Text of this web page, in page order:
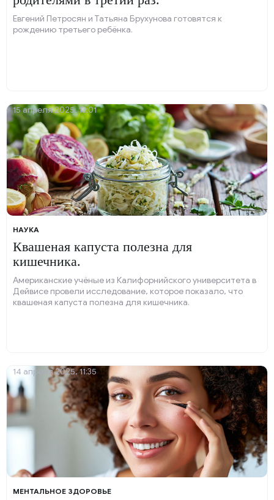
Евгений Петросян и Татьяна Брухунова готовятся к
рождению третьего ребёнка.
НАУКА
Квашеная капуста полезна для
кишечника.
Американские учёные из Калифорнийского университета в
Дейвисе провели исследование, которое показало, что
квашеная капуста полезна для кишечника.
15 апреля 2025, 13:01
МЕНТАЛЬНОЕ ЗДОРОВЬЕ
14 апреля 2025, 11:35